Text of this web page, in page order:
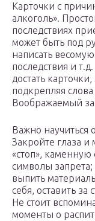
Карточки с
алкоголь».
последствиях
может быть под
написать
последствия и
достать
подкрепляя
Воображаемый
Важно научиться
Закройте глаза и
«стоп», каменную
символы запрета;
выпить
себя, оставить за
Не стоит
моменты о